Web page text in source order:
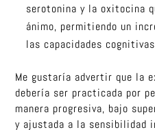
serotonina y la oxitocina
ánimo, permitiendo un
las capacidades
Me gustaría advertir que la
debería ser practicada por
manera progresiva, bajo
y ajustada a la sensibilidad